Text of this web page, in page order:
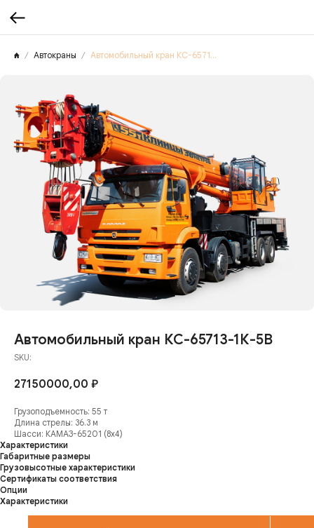
Автокраны Автомобильный кран КС-65713-1К-5В
Автомобильный кран КС-65713-1К-5В
SKU:
27150000,00 ₽
Грузоподъемность: 55 т
Длина стрелы: 36.3 м
Шасси: КАМАЗ-65201 (8х4)
Характеристики
Габаритные размеры
Грузовысотные характеристики
Сертификаты соответствия
Опции
Характеристики